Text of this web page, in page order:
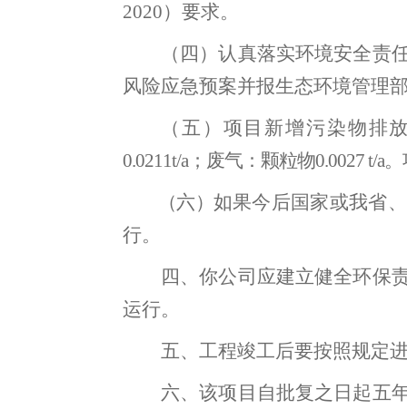
2020）要求。
（ 四 ）认真落实环境安全责
风险应急预案并报生态环境管理
（五） 项目 新增污染物排
0.0211t/a； 废气： 颗粒物0.0027t/a。
（六） 如果今后国家或我省
行。
四、你公司应建立健全环保
运行。
五、 工程竣工后要按照规定
六、该项目自批复之日起五